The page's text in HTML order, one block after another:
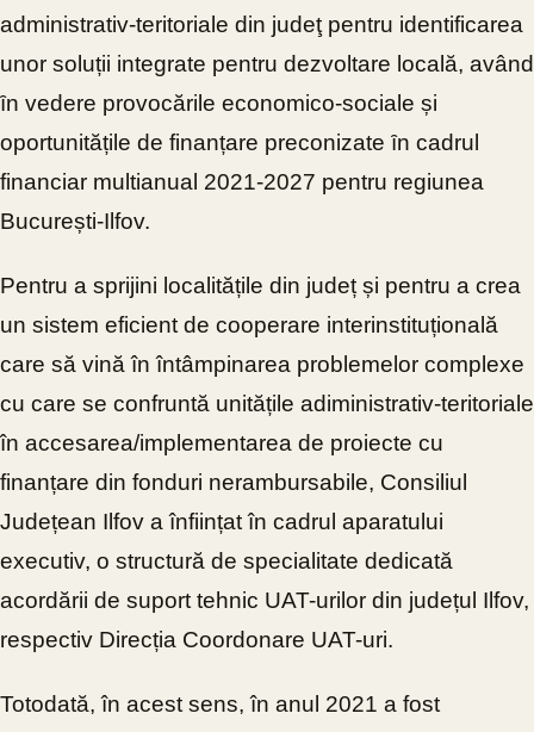
administrativ-teritoriale din judeţ pentru identificarea
unor soluții integrate pentru dezvoltare locală, având
ȋn vedere provocările economico-sociale și
oportunitățile de finanțare preconizate ȋn cadrul
financiar multianual 2021-2027 pentru regiunea
București-Ilfov.
Pentru a sprijini localitățile din județ și pentru a crea
un sistem eficient de cooperare interinstituțională
care să vină în întâmpinarea problemelor complexe
cu care se confruntă unitățile adiministrativ-teritoriale
în accesarea/implementarea de proiecte cu
finanțare din fonduri nerambursabile, Consiliul
Județean Ilfov a înființat în cadrul aparatului
executiv, o structură de specialitate dedicată
acordării de suport tehnic UAT-urilor din județul Ilfov,
respectiv Direcția Coordonare UAT-uri.
Totodată, în acest sens, în anul 2021 a fost